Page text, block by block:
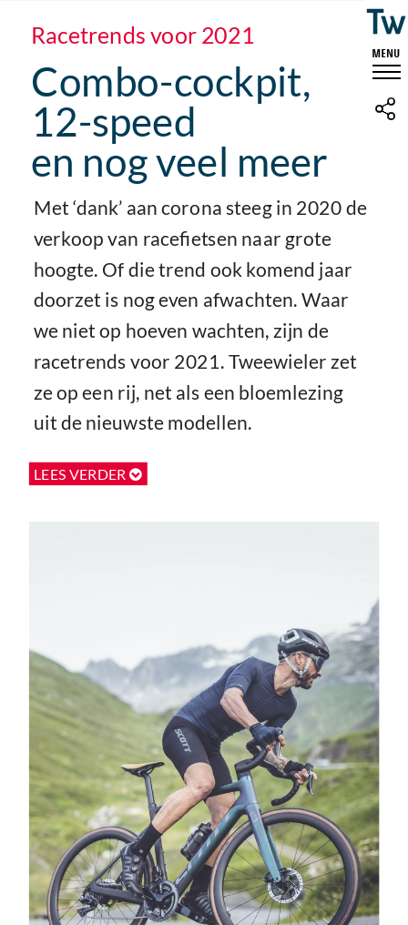
Racetrends voor 2021
Combo-cockpit,
12-speed
en nog veel meer
Met ‘dank’ aan corona steeg in 2020 de
verkoop van racefietsen naar grote
hoogte. Of die trend ook komend jaar
doorzet is nog even afwachten. Waar
we niet op hoeven wachten, zijn de
racetrends voor 2021. Tweewieler zet
ze op een rij, net als een bloemlezing
uit de nieuwste modellen.
LEES VERDER